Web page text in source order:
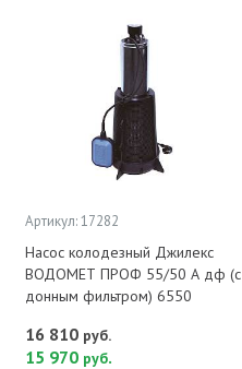
Артикул: 17282
Насос колодезный Джилекс
ВОДОМЕТ ПРОФ 55/50 А дф (с
донным фильтром) 6550
16 810 руб.
15 970 руб.